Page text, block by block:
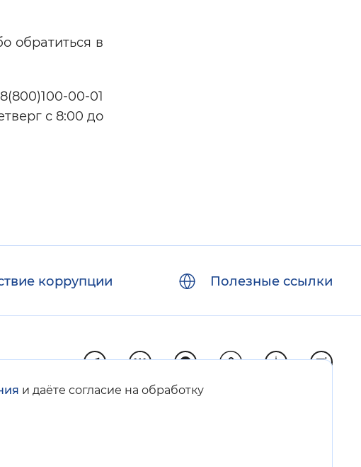
обратиться в
00-01
с 8:00 до
и даёте согласие на обработку
коррупции Полезные ссылки